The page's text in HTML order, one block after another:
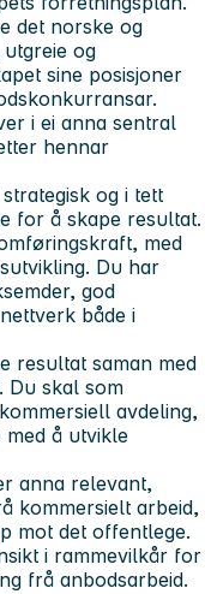
det norske og
og
sine posisjoner
i ei anna sentral
hennar
og i tett
for å skape resultat.
med
Du har
god
både i
resultat saman med
Du skal som
avdeling,
å utvikle
anna relevant,
kommersielt arbeid,
mot det offentlege.
i rammevilkår for
frå anbodsarbeid.